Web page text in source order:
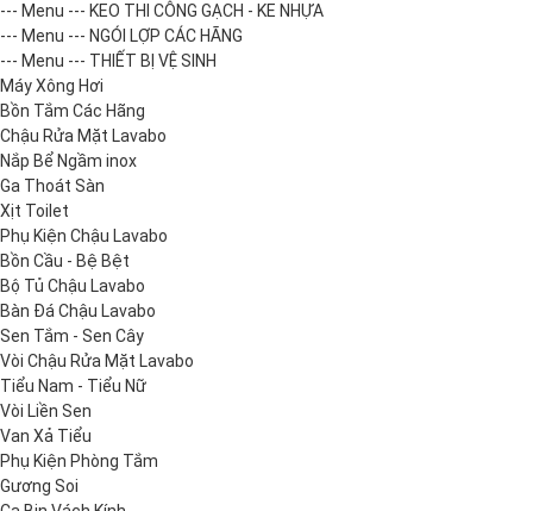
--- Menu --- KEO THI CÔNG GẠCH - KE NHỰA
--- Menu --- NGÓI LỢP CÁC HÃNG
--- Menu --- THIẾT BỊ VỆ SINH
Máy Xông Hơi
Bồn Tắm Các Hãng
Chậu Rửa Mặt Lavabo
Nắp Bể Ngầm inox
Ga Thoát Sàn
Xịt Toilet
Phụ Kiện Chậu Lavabo
Bồn Cầu - Bệ Bệt
Bộ Tủ Chậu Lavabo
Bàn Đá Chậu Lavabo
Sen Tắm - Sen Cây
Vòi Chậu Rửa Mặt Lavabo
Tiểu Nam - Tiểu Nữ
Vòi Liền Sen
Van Xả Tiểu
Phụ Kiện Phòng Tắm
Gương Soi